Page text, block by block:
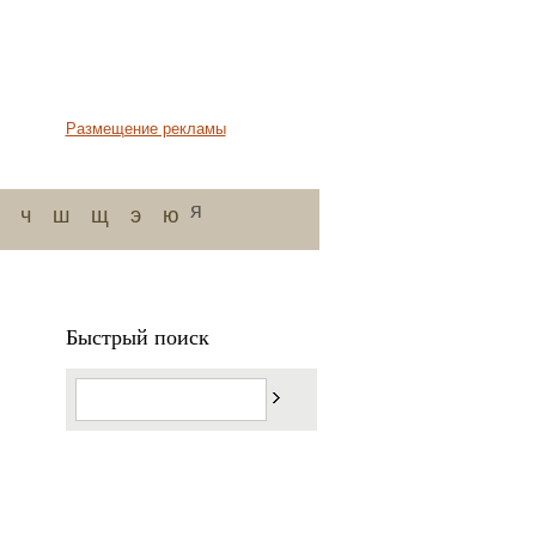
Размещение рекламы
ч ш щ э ю я
Быстрый поиск